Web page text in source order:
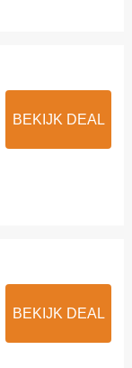
BEKIJK DEAL
BEKIJK DEAL